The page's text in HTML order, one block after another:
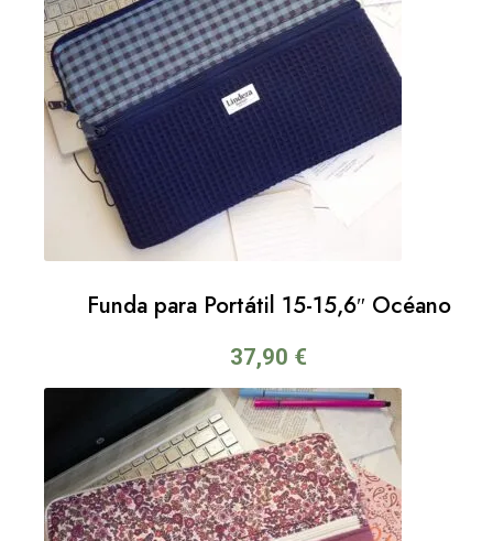
Funda para Portátil 15-15,6″ Océano
37,90 €